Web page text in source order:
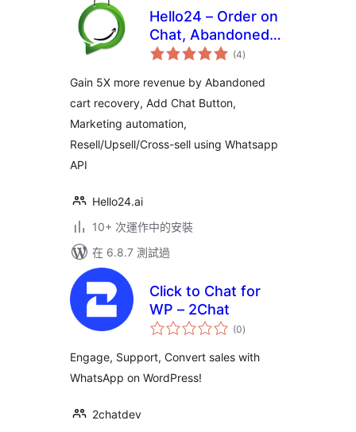
Hello24 – Order on
Chat, Abandoned
cart recovery &
Automation
(4總
評)
Gain 5X more revenue by Abandoned
cart recovery, Add Chat Button,
Marketing automation,
Resell/Upsell/Cross-sell using Whatsapp
API
Hello24.ai
10+ 次運作中的安裝
在 6.8.7 測試過
Click to Chat for
WP – 2Chat
(0總
評)
Engage, Support, Convert sales with
WhatsApp on WordPress!
2chatdev